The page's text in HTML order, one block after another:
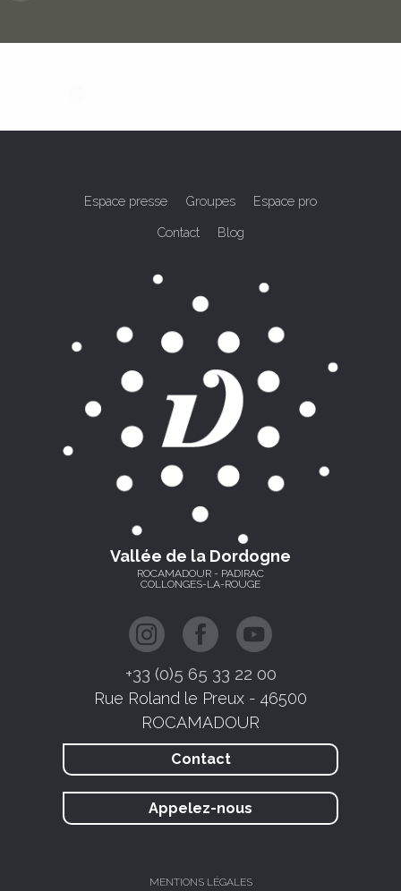
Espace presse Groupes Espace pro
Contact Blog
Vallée de la Dordogne
ROCAMADOUR - PADIRAC
COLLONGES-LA-ROUGE
+33 (0)5 65 33 22 00
Rue Roland le Preux - 46500
ROCAMADOUR
Contact
Appelez-nous
MENTIONS LÉGALES